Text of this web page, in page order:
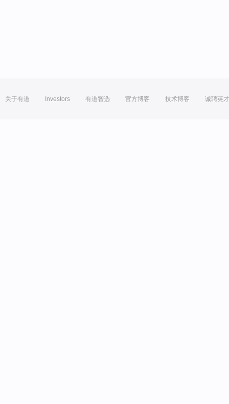
关于有道 Investors 有道智选 官方博客 技术博客 诚聘英才